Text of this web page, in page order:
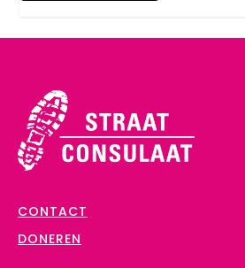
CONTACT
DONEREN